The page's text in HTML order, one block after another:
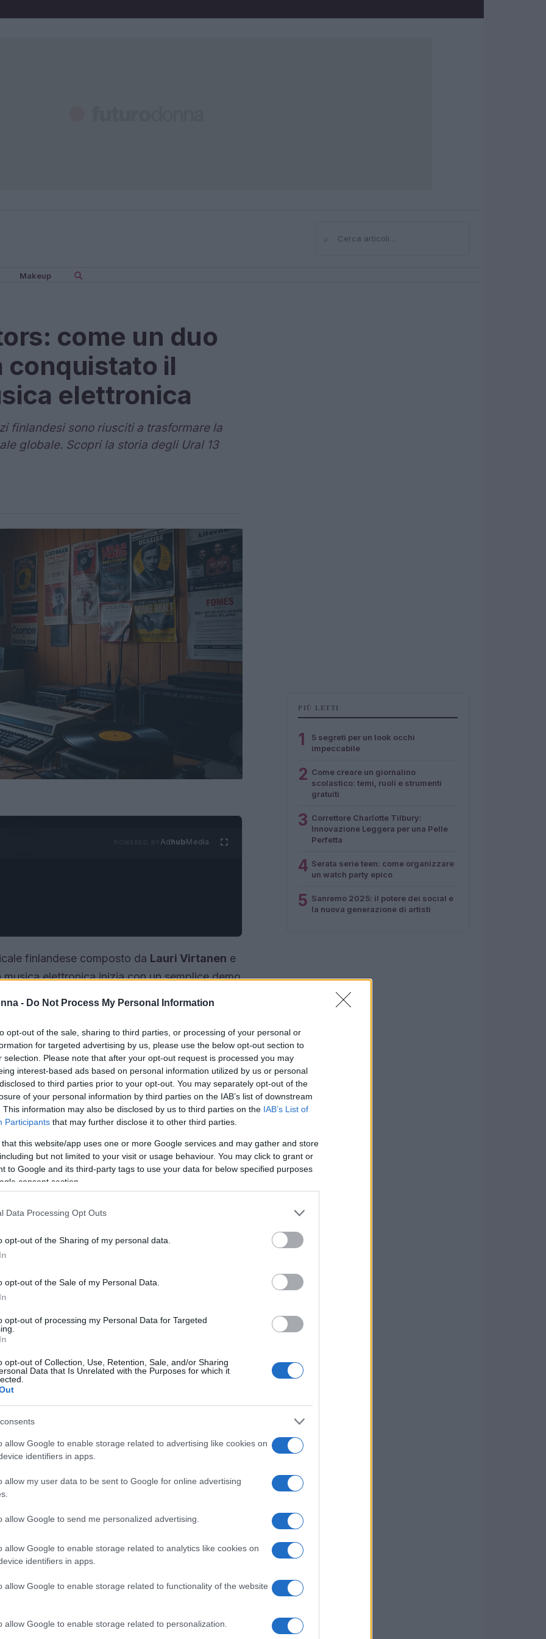
- Do Not Process My Personal Information
opt-out of the sale, sharing to third parties, or processing of your personal or
for targeted advertising by us, please use the below opt-out section to
selection. Please note that after your opt-out request is processed you may
interest-based ads based on personal information utilized by us or personal
to third parties prior to your opt-out. You may separately opt-out of the
of your personal information by third parties on the IAB’s list of downstream
This information may also be disclosed by us to third parties on the IAB’s List of
Participants that may further disclose it to other third parties.
that this website/app uses one or more Google services and may gather and store
but not limited to your visit or usage behaviour. You may click to grant or
to Google and its third-party tags to use your data for below specified purposes
consent section.
Data Processing Opt Outs
opt-out of the Sharing of my personal data.
opt-out of the Sale of my Personal Data.
opt-out of processing my Personal Data for Targeted
opt-out of Collection, Use, Retention, Sale, and/or Sharing
Data that Is Unrelated with the Purposes for which it
allow Google to enable storage related to advertising like cookies on
identifiers in apps.
allow my user data to be sent to Google for online advertising
allow Google to send me personalized advertising.
allow Google to enable storage related to analytics like cookies on
identifiers in apps.
allow Google to enable storage related to functionality of the website
allow Google to enable storage related to personalization.
⌕Cerca
Makeup
come un duo
conquistato il
elettronica
finlandesi sono riusciti a trasformare la
globale. Scopri la storia degli Ural 13
AdhubMedia
finlandese composto da Lauri Virtanen e
elettronica inizia con un semplice demo
ha fatto vibrare le piste da ballo di tutto il
duo, il loro impatto nel panorama musicale
settore.<\/p>
musicali<\/h2>
Pitkänen, entrambi nati nel 1979, iniziarono a
sul loro Amiga 500. Ispirati dalla
una serie di demo che cambiarono il
inizialmente privi di grandi ambizioni, il loro
profondo legato alla tradizione della loro
al di fuori della Finlandia.<\/p>
di Helsinki<\/h2>
gli Ural 13 Diktators pubblicarono il
Il brano “Paraati ” si ispirava a “ French Kiss
della
richiamavano le loro origini contribuì a creare
PIÙ LETTI
1
5 segreti per un look occhi
impeccabile
2 Come creare un giornalino
scolastico: temi, ruoli e strumenti
gratuiti
3 Correttore Charlotte Tilbury:
Innovazione Leggera per una Pelle
Perfetta
4 Serata serie teen: come organizzare
un watch party epico
5 Sanremo 2025: il potere dei social e
la nuova generazione di artisti